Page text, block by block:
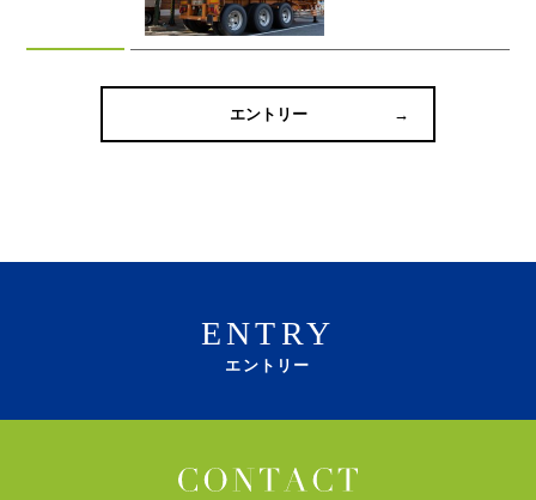
エントリー
ENTRY
エントリー